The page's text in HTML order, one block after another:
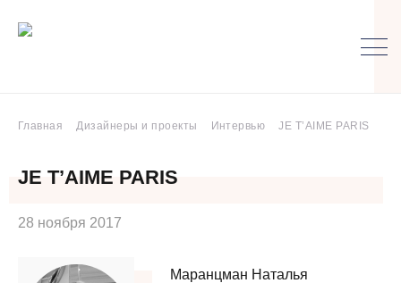
Главная Дизайнеры и проекты Интервью JE T’AIME PARIS
JE T’AIME PARIS
28 ноября 2017
Маранцман Наталья